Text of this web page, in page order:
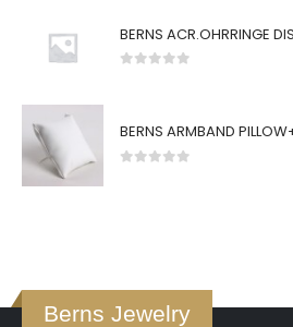
BERNS ARMBAND
Berns Jewelry